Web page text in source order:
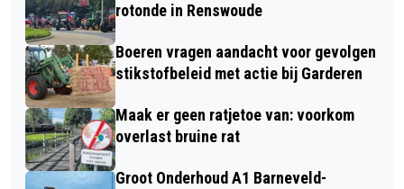
rotonde in Renswoude
Boeren vragen aandacht voor gevolgen
stikstofbeleid met actie bij Garderen
Maak er geen ratjetoe van: voorkom
overlast bruine rat
Groot Onderhoud A1 Barneveld-